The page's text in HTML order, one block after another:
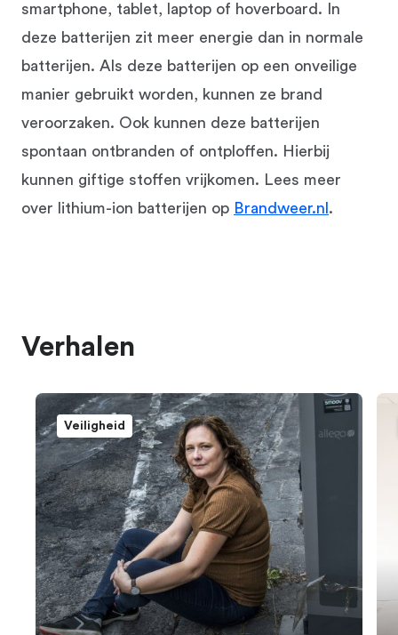
smartphone, tablet, laptop of hoverboard. In
deze batterijen zit meer energie dan in normale
batterijen. Als deze batterijen op een onveilige
manier gebruikt worden, kunnen ze brand
veroorzaken. Ook kunnen deze batterijen
spontaan ontbranden of ontploffen. Hierbij
kunnen giftige stoffen vrijkomen. Lees meer
over lithium-ion batterijen op Brandweer.nl .
Verhalen
Veiligheid